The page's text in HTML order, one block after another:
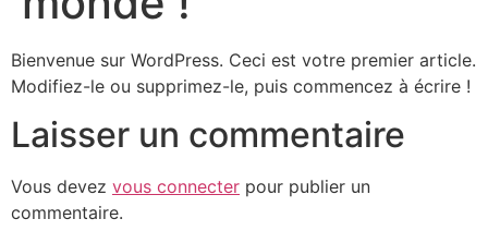
Bienvenue sur WordPress. Ceci est votre premier article.
Modifiez-le ou supprimez-le, puis commencez à écrire !
Laisser un commentaire
Vous devez vous connecter pour publier un
commentaire.